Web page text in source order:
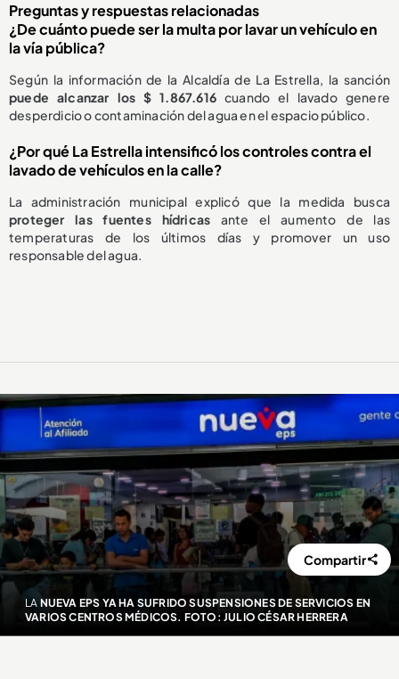
Preguntas y respuestas relacionadas
¿De cuánto puede ser la multa por lavar un vehículo en
la vía pública?
Según la información de la Alcaldía de La Estrella, la sanción
puede alcanzar los $ 1.867.616 cuando el lavado genere
desperdicio o contaminación del agua en el espacio público.
¿Por qué La Estrella intensificó los controles contra el
lavado de vehículos en la calle?
La administración municipal explicó que la medida busca
proteger las fuentes hídricas ante el aumento de las
temperaturas de los últimos días y promover un uso
responsable del agua.
LA NUEVA EPS YA HA SUFRIDO SUSPENSIONES DE SERVICIOS EN
VARIOS CENTROS MÉDICOS. FOTO: JULIO CÉSAR HERRERA
Compartir